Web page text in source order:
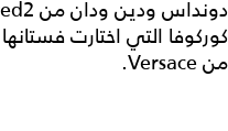
كوركوفا التي اختارت
من Versace.